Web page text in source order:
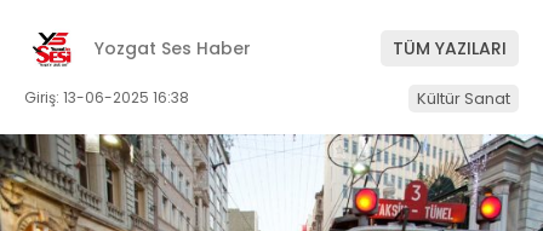
Yozgat Ses Haber TÜM YAZILARI
Giriş: 13-06-2025 16:38 Kültür Sanat